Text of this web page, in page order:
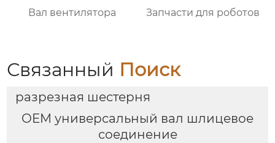
Вал вентилятора Запчасти для роботов
Связанный Поиск
разрезная шестерня
OEM универсальный вал шлицевое
соединение